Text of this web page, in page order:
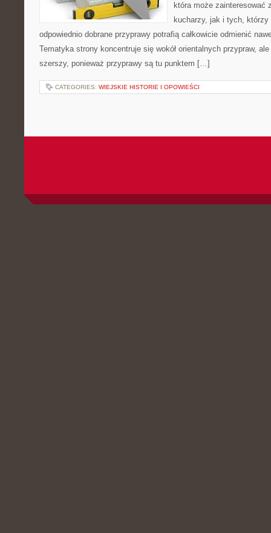
która może zainteresować
kucharzy, jak i tych, którzy
odpowiednio dobrane przyprawy potrafią całkowicie odmienić
Tematyka strony koncentruje się wokół orientalnych przypraw,
szerszy, ponieważ przyprawy są tu punktem […]
CATEGORIES: WIEJSKIE HISTORIE I OPOWIEŚCI